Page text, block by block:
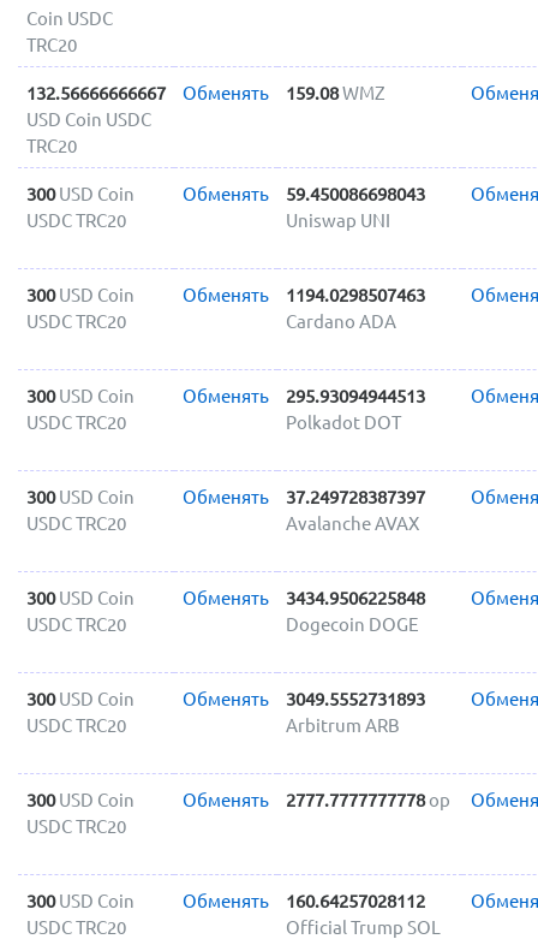
Coin USDC
TRC20
132.56666666667
USD Coin USDC
TRC20
Обменять 159.08WMZ
300 USD Coin
USDC TRC20
Обменять
59.450086698043
Uniswap UNI
300 USD Coin
USDC TRC20
Обменять
1194.0298507463
Cardano ADA
300 USD Coin
USDC TRC20
Обменять
295.93094944513
Polkadot DOT
300 USD Coin
USDC TRC20
Обменять
37.249728387397
Avalanche AVAX
300 USD Coin
USDC TRC20
Обменять
3434.9506225848
Dogecoin DOGE
300 USD Coin
USDC TRC20
Обменять
3049.5552731893
Arbitrum ARB
300 USD Coin
USDC TRC20
Обменять 2777.7777777778op
300 USD Coin
USDC TRC20
Обменять
160.64257028112
Official Trump SOL